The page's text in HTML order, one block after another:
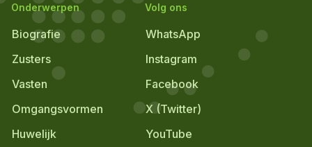
Onderwerpen
Biografie
Zusters
Vasten
Omgangsvormen
Huwelijk
Volg ons
WhatsApp
Instagram
Facebook
X (Twitter)
YouTube